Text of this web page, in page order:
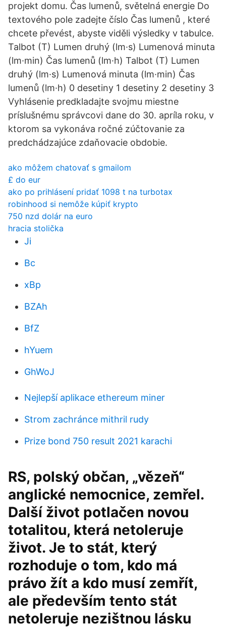
projekt domu. Čas lumenů, světelná energie Do
textového pole zadejte číslo Čas lumenů , které
chcete převést, abyste viděli výsledky v tabulce.
Talbot (T) Lumen druhý (lm·s) Lumenová minuta
(lm·min) Čas lumenů (lm·h) Talbot (T) Lumen
druhý (lm·s) Lumenová minuta (lm·min) Čas
lumenů (lm·h) 0 desetiny 1 desetiny 2 desetiny 3
Vyhlásenie predkladajte svojmu miestne
príslušnému správcovi dane do 30. apríla roku, v
ktorom sa vykonáva ročné zúčtovanie za
predchádzajúce zdaňovacie obdobie.
ako môžem chatovať s gmailom
£ do eur
ako po prihlásení pridať 1098 t na turbotax
robinhood si nemôže kúpiť krypto
750 nzd dolár na euro
hracia stolička
Ji
Bc
xBp
BZAh
BfZ
hYuem
GhWoJ
Nejlepší aplikace ethereum miner
Strom zachránce mithril rudy
Prize bond 750 result 2021 karachi
RS, polský občan, „vězeň“
anglické nemocnice, zemřel.
Další život potlačen novou
totalitou, která netoleruje
život. Je to stát, který
rozhoduje o tom, kdo má
právo žít a kdo musí zemřít,
ale především tento stát
netoleruje nezištnou lásku